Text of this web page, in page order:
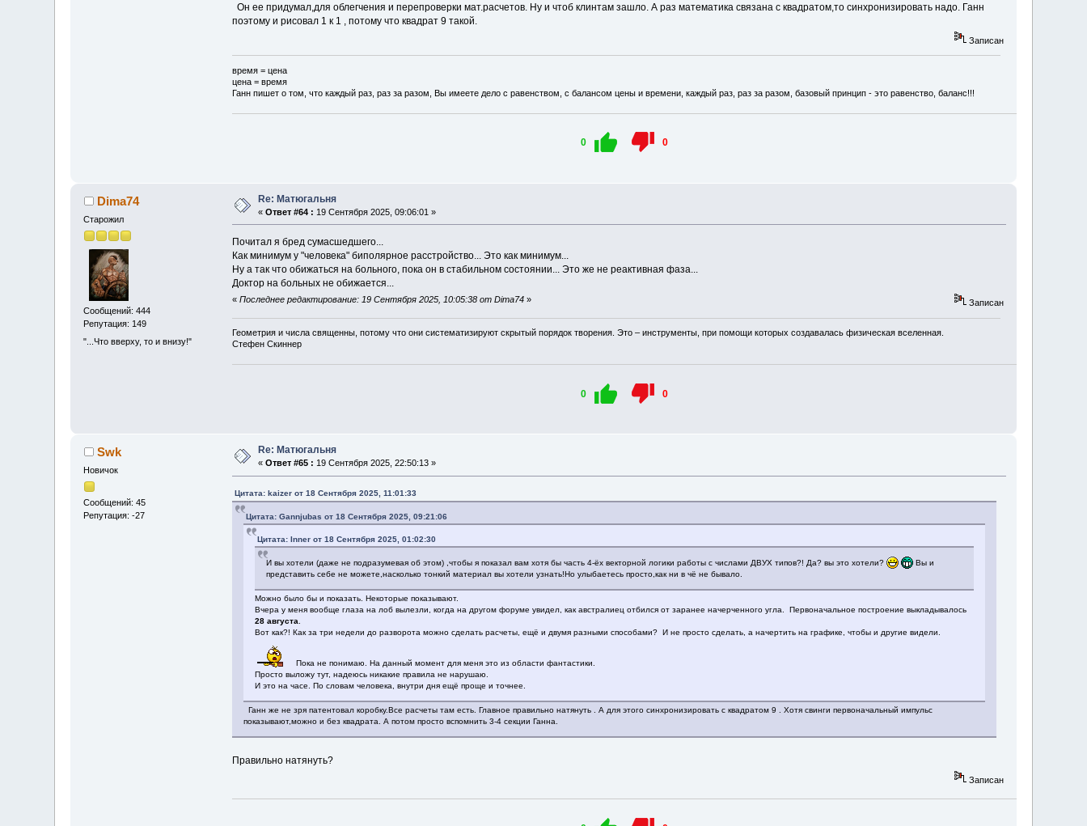
Он ее придумал,для облегчения и перепроверки мат.расчетов. Ну и чтоб клинтам зашло. А раз математика связана с квадратом,то синхронизировать надо. Ганн
поэтому и рисовал 1 к 1 , потому что квадрат 9 такой.
Записан
время = цена
цена = время
Ганн пишет о том, что каждый раз, раз за разом, Вы имеете дело с равенством, с балансом цены и времени, каждый раз, раз за разом, базовый принцип - это равенство, баланс!!!
0 0
Dima74
Старожил
Сообщений: 444
Репутация: 149
"...Что вверху, то и внизу!"
Re: Матюгальня
«Ответ #64 : 19 Сентября 2025, 09:06:01 »
Почитал я бред сумасшедшего...
Как минимум у "человека" биполярное расстройство... Это как минимум...
Ну а так что обижаться на больного, пока он в стабильном состоянии... Это же не реактивная фаза...
Доктор на больных не обижается...
« Последнее редактирование: 19 Сентября 2025, 10:05:38 от Dima74» Записан
Геометрия и числа священны, потому что они систематизируют скрытый порядок творения. Это – инструменты, при помощи которых создавалась физическая вселенная.
Стефен Скиннер
0 0
Swk
Новичок
Сообщений: 45
Репутация: -27
Re: Матюгальня
«Ответ #65 : 19 Сентября 2025, 22:50:13 »
Цитата: kaizer от 18 Сентября 2025, 11:01:33
Цитата: Gannjubas от 18 Сентября 2025, 09:21:06
Цитата: Inner от 18 Сентября 2025, 01:02:30
И вы хотели (даже не подразумевая об этом) ,чтобы я показал вам хотя бы часть 4-ёх векторной логики работы с числами ДВУХ типов?! Да? вы это хотели?
Вы и
представить себе не можете,насколько тонкий материал вы хотели узнать!Но улыбаетесь просто,как ни в чё не бывало.
Можно было бы и показать. Некоторые показывают.
Вчера у меня вообще глаза на лоб вылезли, когда на другом форуме увидел, как австралиец отбился от заранее начерченного угла. Первоначальное построение выкладывалось
28 августа
Вот как?! Как за три недели до разворота можно сделать расчеты, ещё и двумя разными способами? И не просто сделать, а начертить на графике, чтобы и другие видели.
Пока не понимаю. На данный момент для меня это из области фантастики.
Просто выложу тут, надеюсь никакие правила не нарушаю.
И это на часе. По словам человека, внутри дня ещё проще и точнее.
Ганн же не зря патентовал коробку.Все расчеты там есть. Главное правильно натянуть . А для этого синхронизировать с квадратом 9 . Хотя свинги первоначальный импульс
показывают,можно и без квадрата. А потом просто вспомнить 3-4 секции Ганна.
Правильно натянуть?
Записан